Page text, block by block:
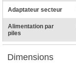
Adaptateur secteur
Alimentation par
piles
Dimensions